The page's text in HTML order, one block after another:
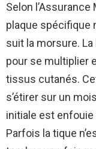
Selon
plaque spécifique
suit la morsure.
pour se multiplier
tissus cutanés.
s’étirer sur un
initiale est enfouie
Parfois la tique